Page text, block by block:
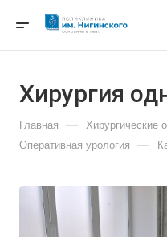
Хирургия
Главная — Хирургические
Оперативная урология —